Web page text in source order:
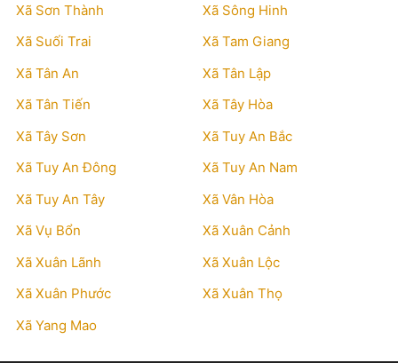
Xã Sơn Thành
Xã Sông Hinh
Xã Suối Trai
Xã Tam Giang
Xã Tân An
Xã Tân Lập
Xã Tân Tiến
Xã Tây Hòa
Xã Tây Sơn
Xã Tuy An Bắc
Xã Tuy An Đông
Xã Tuy An Nam
Xã Tuy An Tây
Xã Vân Hòa
Xã Vụ Bổn
Xã Xuân Cảnh
Xã Xuân Lãnh
Xã Xuân Lộc
Xã Xuân Phước
Xã Xuân Thọ
Xã Yang Mao